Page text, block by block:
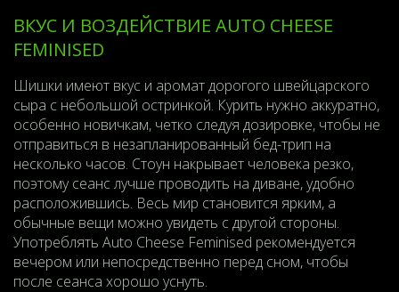
ВКУС И ВОЗДЕЙСТВИЕ AUTO CHEESE
FEMINISED
Шишки имеют вкус и аромат дорогого швейцарского
сыра с небольшой остринкой. Курить нужно аккуратно,
особенно новичкам, четко следуя дозировке, чтобы не
отправиться в незапланированный бед-трип на
несколько часов. Стоун накрывает человека резко,
поэтому сеанс лучше проводить на диване, удобно
расположившись. Весь мир становится ярким, а
обычные вещи можно увидеть с другой стороны.
Употреблять Auto Cheese Feminised рекомендуется
вечером или непосредственно перед сном, чтобы
после сеанса хорошо уснуть.